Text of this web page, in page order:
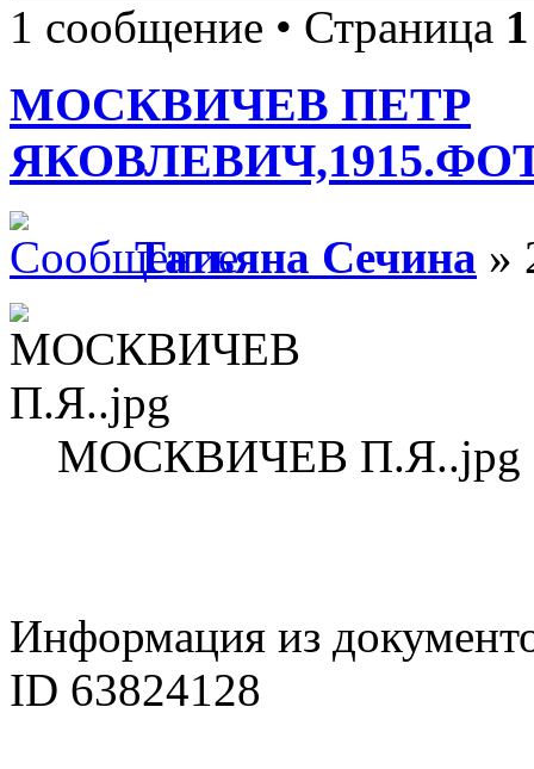
1 сообщение • Страница 1
МОСКВИЧЕВ ПЕТР
Татьяна Сечина »
МОСКВИЧЕВ П.Я..jpg
Информация из
ID 63824128